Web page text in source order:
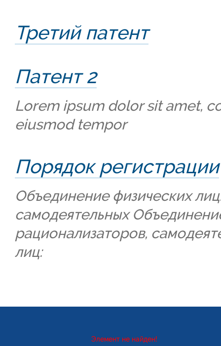
Третий патент
Патент 2
Lorem ipsum dolor sit amet,
eiusmod tempor
Порядок регистрации
Объединение физических
самодеятельных
рационализаторов,
лиц:
Элемент не найден!